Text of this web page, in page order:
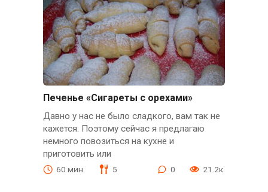
Печенье «Сигареты с орехами»
Давно у нас не было сладкого, вам так не
кажется. Поэтому сейчас я предлагаю
немного повозиться на кухне и
приготовить или
60 мин. 5 0 21.2к.